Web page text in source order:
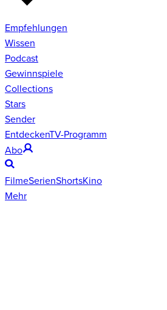
Empfehlungen
Wissen
Podcast
Gewinnspiele
Collections
Stars
Sender
EntdeckenTV-Programm
Abo
FilmeSerienShortsKino
Mehr